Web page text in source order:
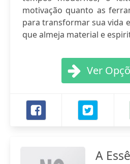
motivação quanto as
para transformar sua vida
que almeja material e
Ver
A